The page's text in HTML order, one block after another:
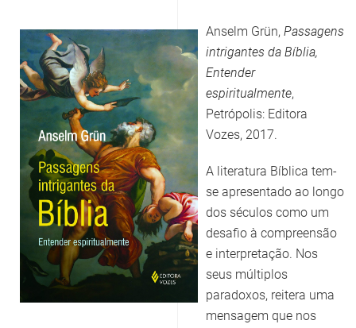
Anselm Grün, Passagens
intrigantes da Bíblia,
Entender
espiritualmente,
Petrópolis: Editora
Vozes, 2017.
A literatura Bíblica tem-
se apresentado ao longo
dos séculos como um
desafio à compreensão
e interpretação. Nos
seus múltiplos
paradoxos, reitera uma
mensagem que nos